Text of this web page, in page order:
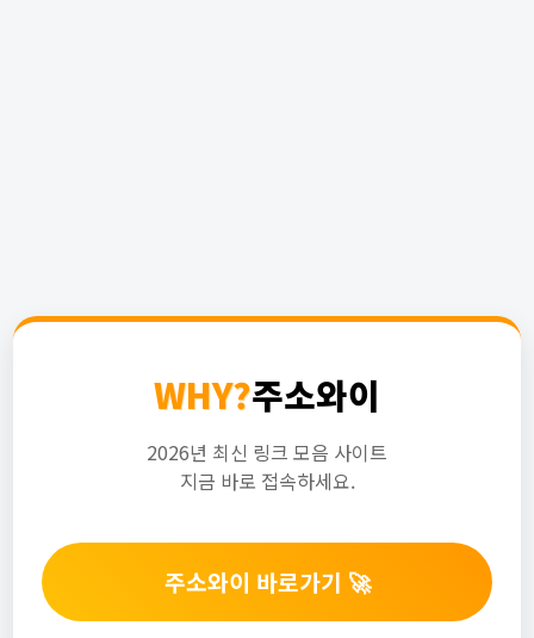
WHY?주소와이
2026년 최신 링크 모음 사이트
지금 바로 접속하세요.
주소와이 바로가기 🚀